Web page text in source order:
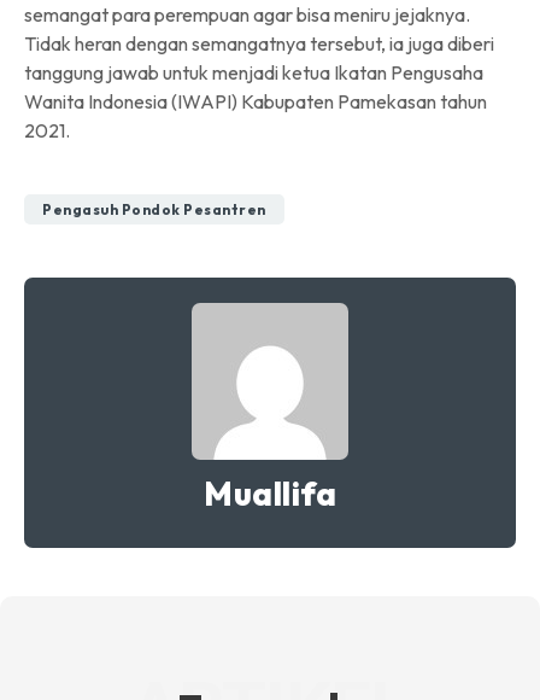
semangat para perempuan agar bisa meniru jejaknya.
Tidak heran dengan semangatnya tersebut, ia juga diberi
tanggung jawab untuk menjadi ketua Ikatan Pengusaha
Wanita Indonesia (IWAPI) Kabupaten Pamekasan tahun
2021.
Pengasuh Pondok Pesantren
Muallifa